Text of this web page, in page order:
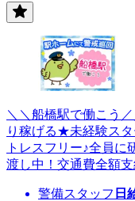
＼＼船橋駅で働こう
り稼げる★未経験ス
トレスフリー♪全員に
渡し中！交通費全額
警備スタッフ 日